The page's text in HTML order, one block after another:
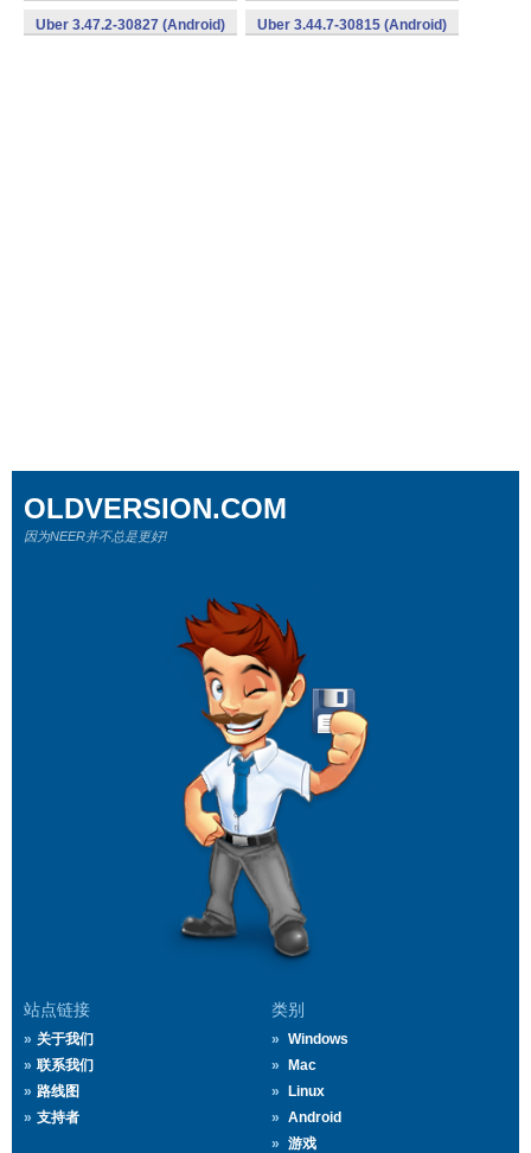
Uber 3.47.2-30827 (Android) Uber 3.44.7-30815 (Android)
站点链接
关于我们
联系我们
路线图
支持者
类别
Windows
Mac
Linux
Android
游戏
OLDVERSION.COM
因为NEER并不总是更好!